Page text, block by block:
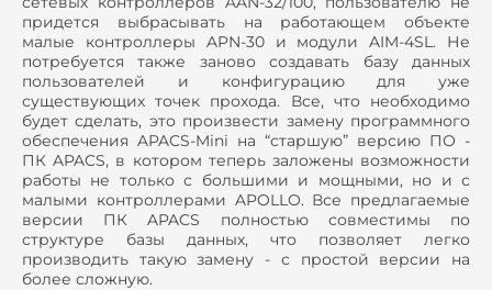
придется выбрасывать на работающем объекте
малые контроллеры APN-30 и модули AIM-4SL. Не
потребуется также заново создавать базу данных
пользователей и конфигурацию для уже
существующих точек прохода. Все, что необходимо
будет сделать, это произвести замену программного
обеспечения APACS-Mini на “старшую” версию ПО -
ПК APACS, в котором теперь заложены возможности
работы не только с большими и мощными, но и с
малыми контроллерами APOLLO. Все предлагаемые
версии ПК APACS полностью совместимы по
структуре базы данных, что позволяет легко
производить такую замену - с простой версии на
более сложную.